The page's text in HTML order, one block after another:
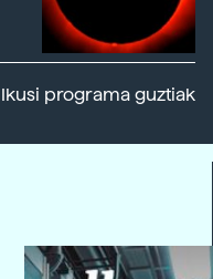
Ikusi programa guztiak